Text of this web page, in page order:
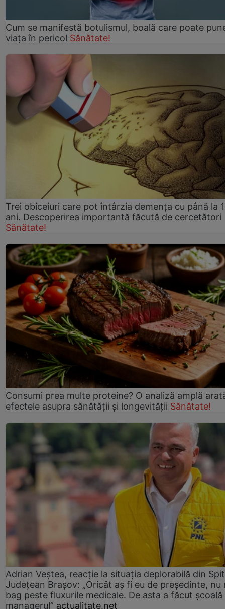
Cum se manifestă botulismul, boală care poate
viaţa în pericol Sănătate!
Trei obiceiuri care pot întârzia demența cu până la
ani. Descoperirea importantă făcută de cercetători
Sănătate!
Consumi prea multe proteine? O analiză amplă
efectele asupra sănătății și longevității Sănătate!
Adrian Veștea, reacție la situația deplorabilă din
Județean Brașov: „Oricât aș fi eu de președinte, nu
bag peste fluxurile medicale. De asta a făcut școală
managerul” actualitate.net